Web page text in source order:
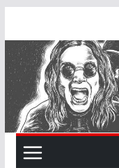
content